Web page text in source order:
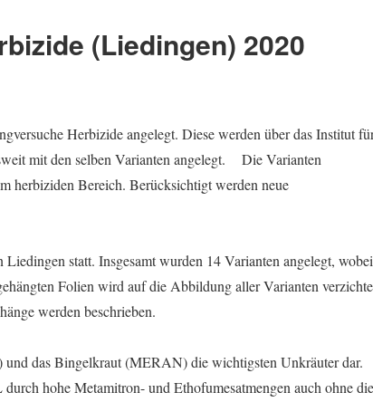
(Liedingen) 2020
Herbizide angelegt. Diese werden über das Institut
mit den selben Varianten angelegt. Die Varianten
herbiziden Bereich. Berücksichtigt werden neue
statt. Insgesamt wurden 14 Varianten angelegt, wobei
Folien wird auf die Abbildung aller Varianten
werden beschrieben.
das Bingelkraut (MERAN) die wichtigsten Unkräuter dar.
hohe Metamitron- und Ethofumesatmengen auch ohne die